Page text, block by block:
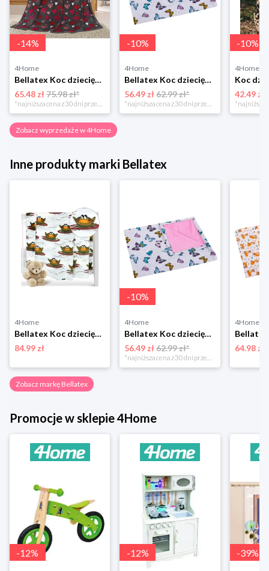
-14%
4Home
Bellatex Koc dziecięcy Ella Serduszka, 100 x 155 cm
65.48 zł75.98 zł*
*najniższa cena z 30 dni przed obniżką
-10%
4Home
Bellatex Koc dziecięcy Bára Butterfly różowy, 75 x 100 cm
56.49 zł 62.99 zł*
*najniższa cena z 30 dni przed obniżką
-10%
4Home
42.49 zł
Zobacz wyprzedaże w 4Home
Inne produkty marki Bellatex
4Home
Bellatex Koc dziecięcy Ella Żaba, 100 x 150 cm
84.99 zł
-10%
4Home
Bellatex Koc dziecięcy Bára Butterfly różowy, 75 x 100 cm
56.49 zł 62.99 zł*
4Home
64.98 zł
Zobacz markę Bellatex
Promocje w sklepie 4Home
-12% -12% -39%